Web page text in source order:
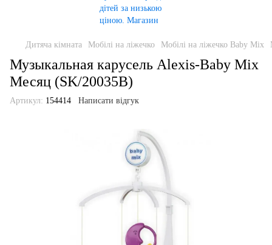
Дитяча кімната Мобілі на ліжечко Мобілі на ліжечко Baby Mix
Музыкальная карусель Alexis-Baby Mix
Месяц (SK/20035B)
Артикул: 154414 Написати відгук